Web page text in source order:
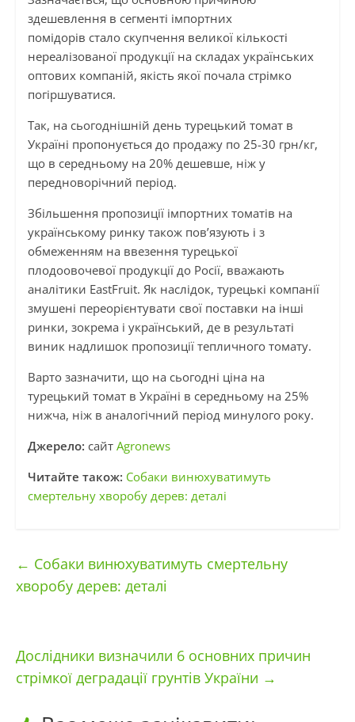
здешевлення в сегменті імпортних
помідорів стало скупчення великої кількості
нереалізованої продукції на складах українських
оптових компаній, якість якої почала стрімко
погіршуватися.
Так, на сьогоднішній день турецький томат в
Україні пропонується до продажу по 25-30 грн/кг,
що в середньому на 20% дешевше, ніж у
передноворічний період.
Збільшення пропозиції імпортних томатів на
українському ринку також пов’язують і з
обмеженням на ввезення турецької
плодоовочевої продукції до Росії, вважають
аналітики EastFruit. Як наслідок, турецькі компанії
змушені переорієнтувати свої поставки на інші
ринки, зокрема і український, де в результаті
виник надлишок пропозиції тепличного томату.
Варто зазначити, що на сьогодні ціна на
турецький томат в Україні в середньому на 25%
нижча, ніж в аналогічний період минулого року.
Джерело: сайт Agronews
Читайте також: Cобаки винюхуватимуть
смертельну хворобу дерев: деталі
← Cобаки винюхуватимуть смертельну
хворобу дерев: деталі
Дослідники визначили 6 основних причин
стрімкої деградації грунтів України →